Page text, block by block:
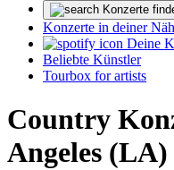
Konzerte
Konzerte in deiner
Deine
Beliebte Künstler
Tourbox for artists
Country
Angeles (LA)